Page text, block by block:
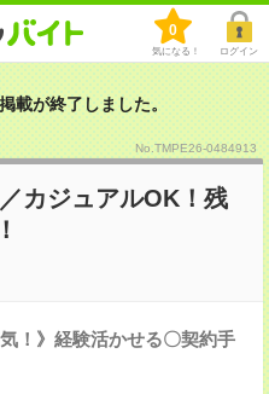
0
気になる！ ログイン
載が終了しました。
No.TMPE26-0484913
カジュアルOK！残
！》経験活かせる〇契約手